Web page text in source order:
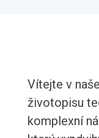
Vítejte v
životopisu
komplexní